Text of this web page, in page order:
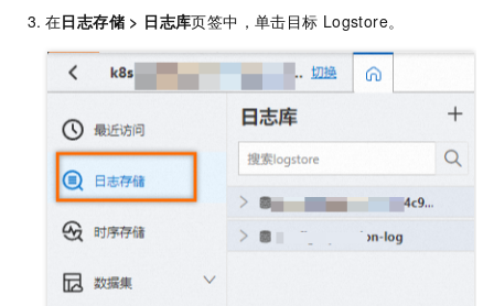
在日志存储 > 日志库页签中，单击目标 Logstore。